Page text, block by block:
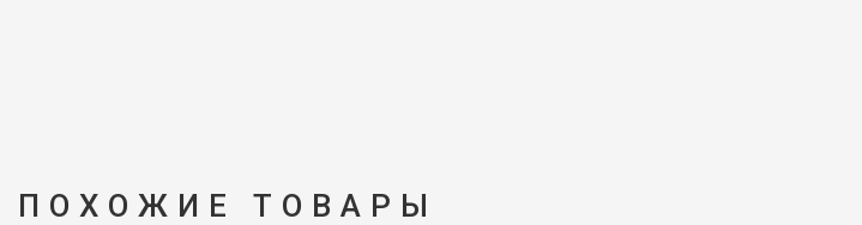
ПОХОЖИЕ ТОВАРЫ